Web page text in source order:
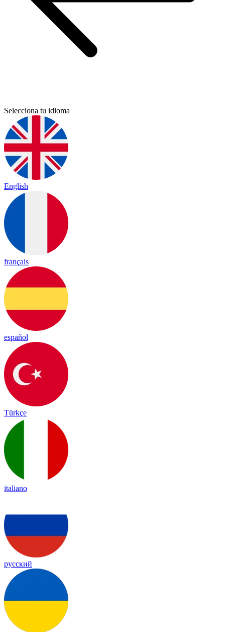
Selecciona tu idioma
English
français
español
Türkçe
italiano
русский